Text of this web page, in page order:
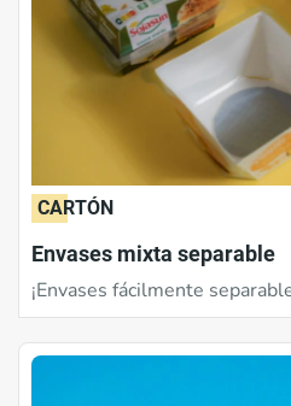
CARTÓN
Envases mixta separable
¡Envases fácilmente